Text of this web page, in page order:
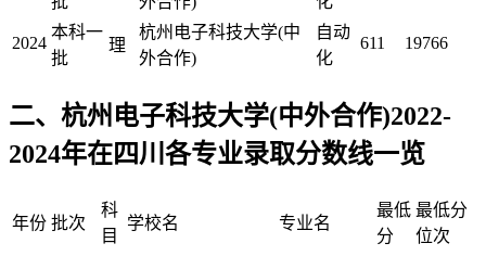
2024
本科一
批
理
杭州电子科技大学(中
外合作)
自动
化
611 19766
二、杭州电子科技大学(中外合作)2022-
2024年在四川各专业录取分数线一览
年份 批次
科
目
学校名 专业名
最低
分
最低分
位次